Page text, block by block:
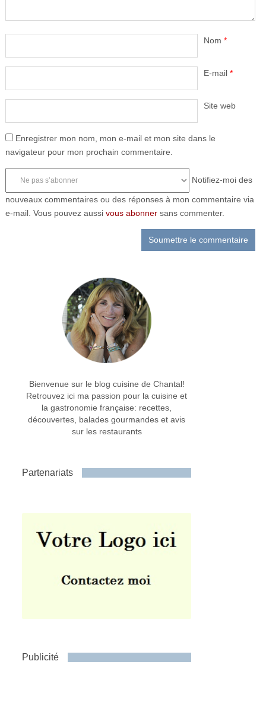
Nom *
E-mail *
Site web
Enregistrer mon nom, mon e-mail et mon site dans le
navigateur pour mon prochain commentaire.
Notifiez-moi des
nouveaux commentaires ou des réponses à mon commentaire via
e-mail. Vous pouvez aussi vous abonnersans commenter.
Bienvenue sur le blog cuisine de Chantal!
Retrouvez ici ma passion pour la cuisine et
la gastronomie française: recettes,
découvertes, balades gourmandes et avis
sur les restaurants
Partenariats
Publicité